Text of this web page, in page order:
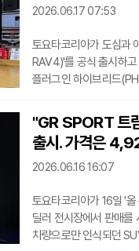
적용될 것으로 추측된다.
2026.06.17 07:53
토요타코리아가 도심과
RAV4)'를 공식 출시하
플러그인 하이브리드
22.68kWh 대용량 리튬
충전 시 전기(EV) 모드
만에 배터리를 10%에
230~239마력의 출력과
"GR SPORT 트
출시. 가격은
2026.06.16 16:07
토요타코리아가 16일 '
딜러 전시장에서 판매
차량으로만 인식되던